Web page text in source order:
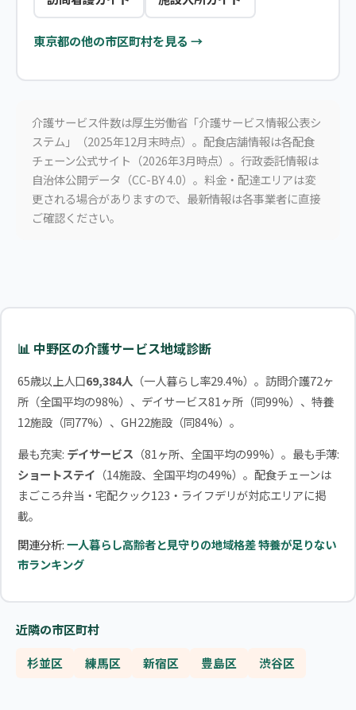
東京都の他の市区町村を見る →
介護サービス件数は厚生労働省「介護サービス情報公表シ
ステム」（2025年12月末時点）。配食店舗情報は各配食
チェーン公式サイト（2026年3月時点）。行政委託情報は
自治体公開データ（CC-BY 4.0）。料金・配達エリアは変
更される場合がありますので、最新情報は各事業者に直接
ご確認ください。
📊 中野区の介護サービス地域診断
65歳以上人口69,384人 （一人暮らし率29.4%）。訪問介護72ヶ
所（全国平均の98%）、デイサービス81ヶ所（同99%）、特養
12施設（同77%）、GH22施設（同84%）。
最も充実: デイサービス （81ヶ所、全国平均の99%）。最も手薄:
ショートステイ （14施設、全国平均の49%）。配食チェーンは
まごころ弁当・宅配クック123・ライフデリが対応エリアに掲
載。
関連分析:一人暮らし高齢者と見守りの地域格差特養が足りない
市ランキング
近隣の市区町村
杉並区 練馬区 新宿区 豊島区 渋谷区